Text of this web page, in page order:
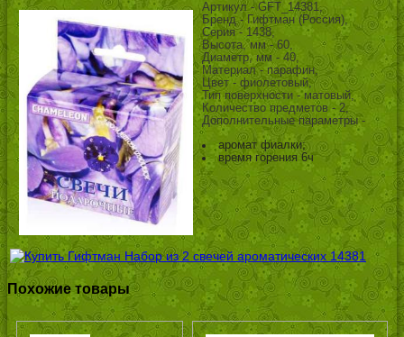
Артикул - GFT_14381,
Бренд - Гифтман (Россия),
Серия - 1438,
Высота, мм - 60,
Диаметр, мм - 40,
Материал - парафин,
Цвет - фиолетовый,
Тип поверхности - матовый,
Количество предметов - 2,
Дополнительные параметры -
аромат фиалки;
время горения 6ч
Похожие товары